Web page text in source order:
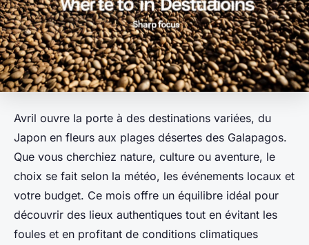
Avril ouvre la porte à des destinations variées, du
Japon en fleurs aux plages désertes des Galapagos.
Que vous cherchiez nature, culture ou aventure, le
choix se fait selon la météo, les événements locaux et
votre budget. Ce mois offre un équilibre idéal pour
découvrir des lieux authentiques tout en évitant les
foules et en profitant de conditions climatiques